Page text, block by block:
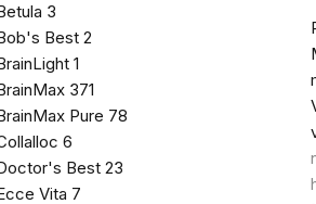
3
Best 2
1
371
Pure 78
6
Best 23
Vita 7